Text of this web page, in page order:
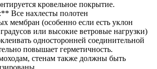
кровельное покрытие.
Все нахлесты полотен
мембран (особенно если есть уклон
или высокие ветровые нагрузки)
односторонней соединительной
повышает герметичность.
стенам также должны быть